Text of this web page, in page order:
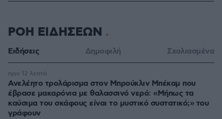
ΡΟΗ ΕΙΔΗΣΕΩΝ
Ειδήσεις Δημοφιλή Σχολιασμένα
Ανελέητο τρολάρισμα στον Μπρούκλιν Μπέκαμ που
έβρασε μακαρόνια με θαλασσινό νερό: «Μήπως τα
καύσιμα του σκάφους είναι το μυστικό συστατικό;» του
γράφουν
πριν 12 λεπτά